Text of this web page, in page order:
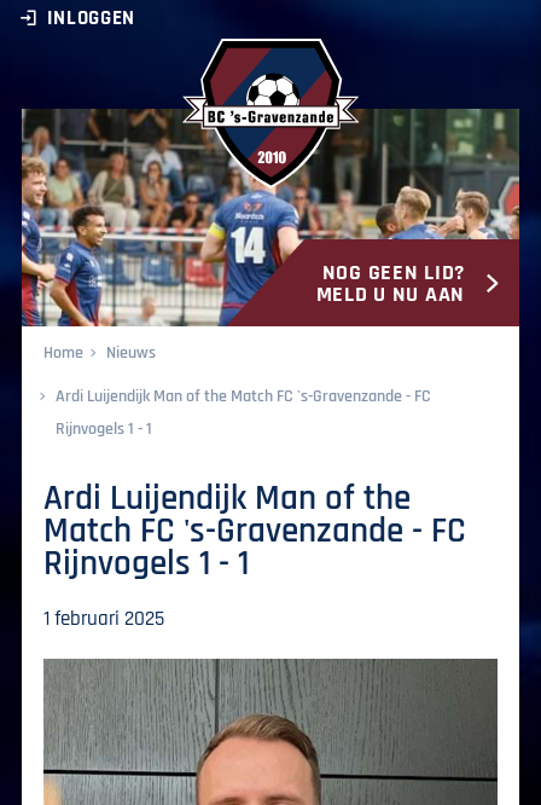
BC ‘s-Gravenzande
INLOGGEN
NOG GEEN LID?
MELD U NU AAN
Home
Nieuws
Ardi Luijendijk Man of the Match FC 's-Gravenzande - FC
Rijnvogels 1 - 1
Ardi Luijendijk Man of the
Match FC 's-Gravenzande - FC
Rijnvogels 1 - 1
1 februari 2025